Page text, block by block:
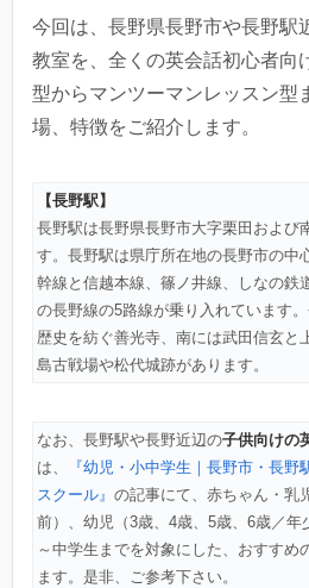
今回は、長野県長野市や長野駅
教室を、全くの英会話初心者向
型からマンツーマンレッスン型
場、特徴をご紹介します。
【長野駅】
長野駅は長野県長野市大字栗田および
す。長野駅は県庁所在地の長野市の中
幹線と信越本線、篠ノ井線、しなの鉄
の長野線の5路線が乗り入れています
歴史を紡ぐ善光寺、南には武田信玄と
島古戦場や松代城跡があります。
なお、長野駅や長野近辺の子供向けの
は、
『幼児・小中学生｜長野市・長
スクール』 の記事にて、赤ちゃん・乳
前）、幼児（3歳、4歳、5歳、6歳／年
～中学生までを対象にした、おすすめ
ます。是非、ご参考下さい。